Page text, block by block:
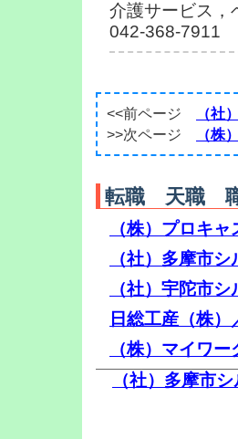
介護サービス，
042-368-7911
<<前ページ
（社
>>次ページ
（株
転職 天職 職
（株）プロキャ
（社）多摩市
（社）宇陀市
日総工産（株
（株）マイワ
（社）多摩市